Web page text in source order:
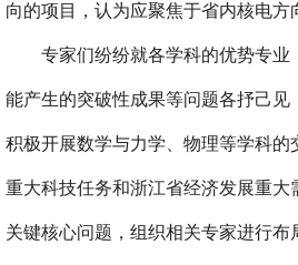
向的项目，认为应聚焦于省内核电方
专家们纷纷就各学科的优势专业
能产生的突破性成果等问题各抒己见
积极开展数学与力学、物理等学科的
重大科技任务和浙江省经济发展重大
关键核心问题，组织相关专家进行布